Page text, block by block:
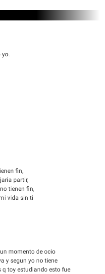
yo.
fin,
partir,
tienen fin,
vida sin ti
momento de ocio
y segun yo no tiene
q toy estudiando esto fue